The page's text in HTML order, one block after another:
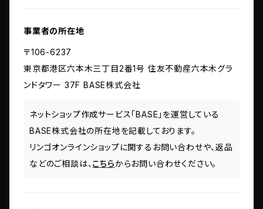
事業者の所在地
〒106-6237
東京都港区六本木三丁目2番1号 住友不動産六本木グラ
ンドタワー 37F BASE株式会社
ネットショップ作成サービス「BASE」を運営している
BASE株式会社の所在地を記載しております。
リンゴオンラインショップに関するお問い合わせや、返品
などのご相談は、 こちらからお問い合わせください。